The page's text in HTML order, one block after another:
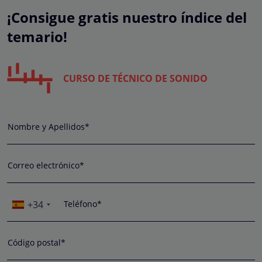
¡Consigue gratis nuestro índice del
temario!
CURSO DE TÉCNICO DE SONIDO
Nombre y Apellidos*
Correo electrónico*
+34 Teléfono*
Código postal*